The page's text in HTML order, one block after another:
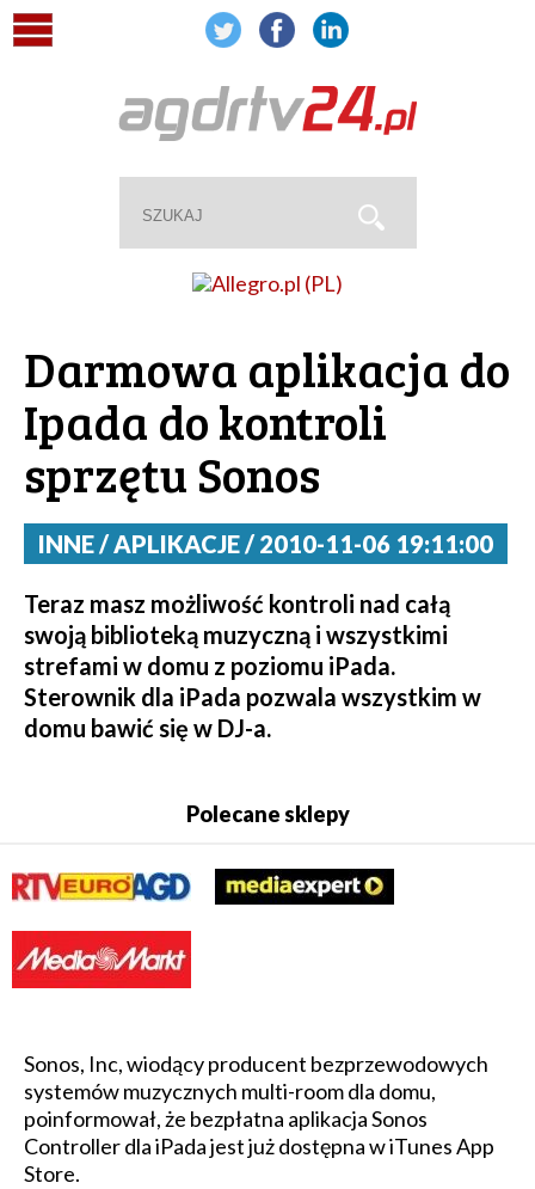
Darmowa aplikacja do
Ipada do kontroli
sprzętu Sonos
INNE / APLIKACJE / 2010-11-06 19:11:00
Teraz masz możliwość kontroli nad całą
swoją biblioteką muzyczną i wszystkimi
strefami w domu z poziomu iPada.
Sterownik dla iPada pozwala wszystkim w
domu bawić się w DJ-a.
Polecane sklepy
Sonos, Inc, wiodący producent bezprzewodowych
systemów muzycznych multi-room dla domu,
poinformował, że bezpłatna aplikacja Sonos
Controller dla iPada jest już dostępna w iTunes App
Store.